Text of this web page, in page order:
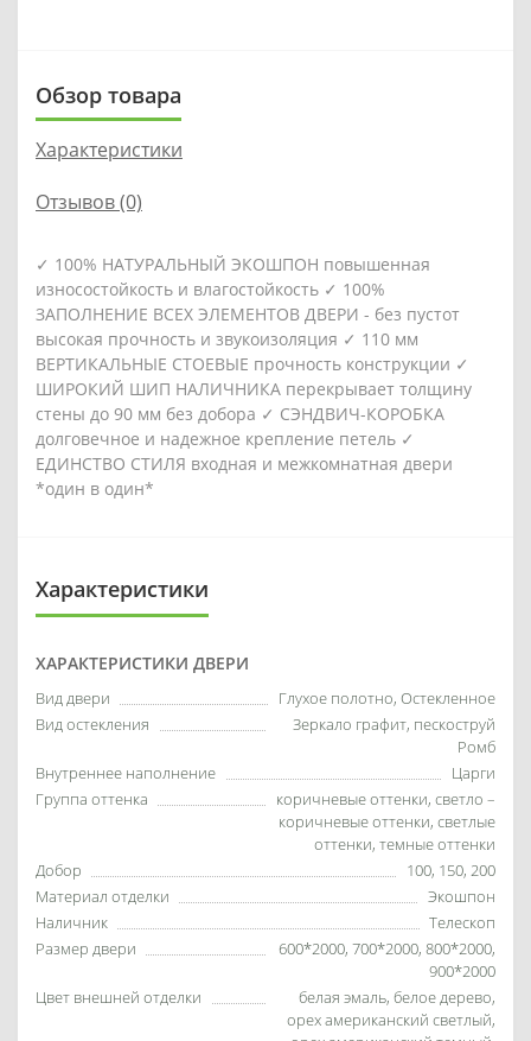
Обзор товара
Характеристики
Отзывов (0)
✓ 100% НАТУРАЛЬНЫЙ ЭКОШПОН повышенная
износостойкость и влагостойкость ✓ 100%
ЗАПОЛНЕНИЕ ВСЕХ ЭЛЕМЕНТОВ ДВЕРИ - без пустот
высокая прочность и звукоизоляция ✓ 110 мм
ВЕРТИКАЛЬНЫЕ СТОЕВЫЕ прочность конструкции ✓
ШИРОКИЙ ШИП НАЛИЧНИКА перекрывает толщину
стены до 90 мм без добора ✓ СЭНДВИЧ-КОРОБКА
долговечное и надежное крепление петель ✓
ЕДИНСТВО СТИЛЯ входная и межкомнатная двери
*один в один*
Характеристики
ХАРАКТЕРИСТИКИ ДВЕРИ
Вид двери
Глухое полотно, Остекленное
Вид остекления
Зеркало графит, пескоструй
Ромб
Внутреннее наполнение
Царги
Группа оттенка
коричневые оттенки, светло –
коричневые оттенки, светлые
оттенки, темные оттенки
Добор
100, 150, 200
Материал отделки
Экошпон
Наличник
Телескоп
Размер двери
600*2000, 700*2000, 800*2000,
900*2000
Цвет внешней отделки
белая эмаль, белое дерево,
орех американский светлый,